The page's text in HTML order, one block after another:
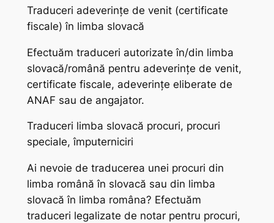
Traduceri adeverințe de venit (certificate
fiscale) în limba slovacă
Efectuăm traduceri autorizate în/din limba
slovacă/română pentru adeverințe de venit,
certificate fiscale, adeverințe eliberate de
ANAF sau de angajator.
Traduceri limba slovacă procuri, procuri
speciale, împuterniciri
Ai nevoie de traducerea unei procuri din
limba română în slovacă sau din limba
slovacă în limba româna? Efectuăm
traduceri legalizate de notar pentru procuri,